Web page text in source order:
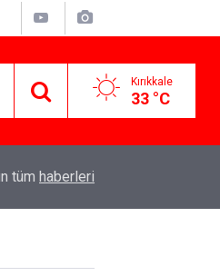
Kırıkkale
33 °C
doğanın büyüleyici
tüm haberleri